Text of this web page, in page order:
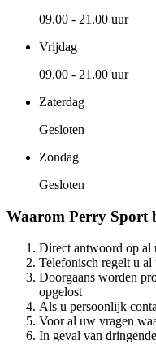
09.00 - 21.00 uur
Vrijdag
09.00 - 21.00 uur
Zaterdag
Gesloten
Zondag
Gesloten
Waarom Perry Sport
Direct antwoord op al
Telefonisch regelt u al
Doorgaans worden
opgelost
Als u persoonlijk
Voor al uw vragen
In geval van